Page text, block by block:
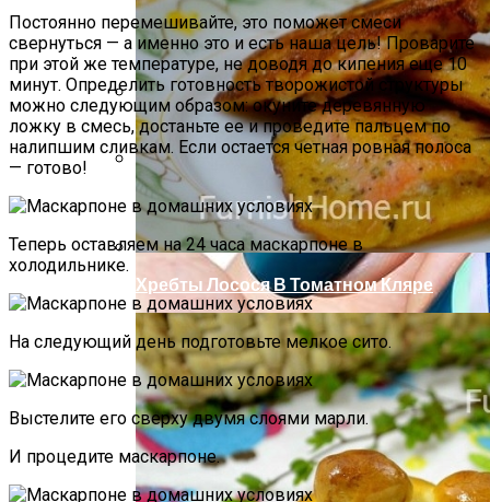
Компактно, Красиво, Удобно: 7
Нестандартных Идей Для Хранения
Обуви
Летний Маникюр В Пляжном Стиле
Хребты Лосося В Томатном Кляре
Постоянно перемешивайте, это поможет смеси
свернуться — а именно это и есть наша цель! Проварите
при этой же температуре, не доводя до кипения еще 10
минут. Определить готовность творожистой структуры
можно следующим образом: окуните деревянную
ложку в смесь, достаньте ее и проведите пальцем по
налипшим сливкам. Если остается четная ровная полоса
— готово!
Теперь оставляем на 24 часа маскарпоне в
холодильнике.
На следующий день подготовьте мелкое сито.
Выстелите его сверху двумя слоями марли.
И процедите маскарпоне.